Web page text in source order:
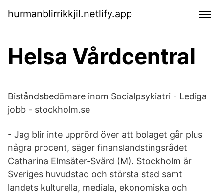
hurmanblirrikkjil.netlify.app
Helsa Vårdcentral
Biståndsbedömare inom Socialpsykiatri - Lediga
jobb - stockholm.se
- Jag blir inte upprörd över att bolaget går plus
några procent, säger finanslandstingsrådet
Catharina Elmsäter-Svärd (M). Stockholm är
Sveriges huvudstad och största stad samt
landets kulturella, mediala, ekonomiska och